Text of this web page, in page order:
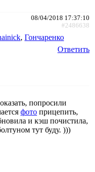
08/04/2018 17:37:10
#2486638
, Гончаренко
Ответить
попросили
фото прицепить,
и кэш почистила,
тут буду. )))